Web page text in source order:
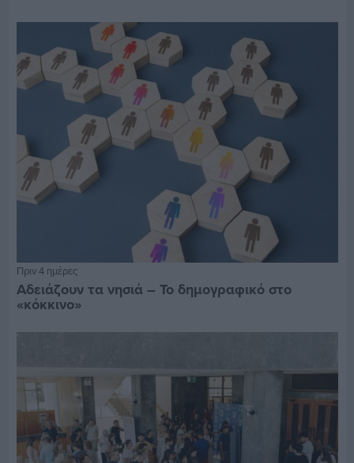
Πριν 4 ημέρες
Αδειάζουν τα νησιά – Το δημογραφικό στο
«κόκκινο»